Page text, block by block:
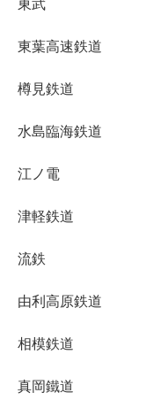
東武
東葉高速鉄道
樽見鉄道
水島臨海鉄道
江ノ電
津軽鉄道
流鉄
由利高原鉄道
相模鉄道
真岡鐵道